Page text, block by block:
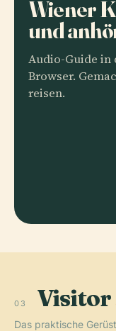
Wiener
und
Audio-Guide in
Browser.
reisen.
03 Visitor
Das praktische